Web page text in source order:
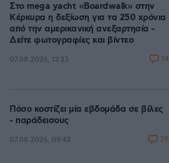
Στο mega yacht «Boardwalk» στην
Κέρκυρα η δεξίωση για τα 250 χρόνια
από την αμερικανική ανεξαρτησία -
Δείτε φωτογραφίες και βίντεο
07.08.2026, 13:23 14
Πόσο κοστίζει μία εβδομάδα σε βίλες
- παράδεισους
07.08.2026, 09:43 29